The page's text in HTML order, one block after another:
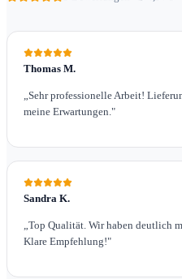
Thomas M.
Sehr professionelle Arbeit!
meine Erwartungen. "
Sandra K.
Top Qualität. Wir haben deutlich
Klare Empfehlung!"